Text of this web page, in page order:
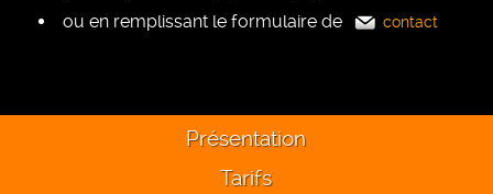
ou en remplissant le formulaire de contact
Présentation
Tarifs